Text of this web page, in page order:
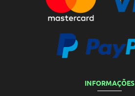
INFORMAÇÕES